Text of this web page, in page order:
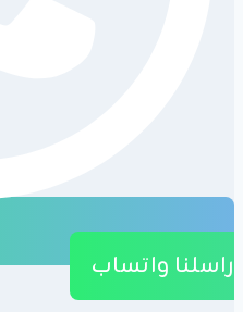
راسلنا واتساب